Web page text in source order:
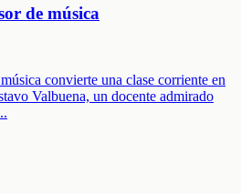
de música
convierte una clase corriente en
Valbuena, un docente admirado